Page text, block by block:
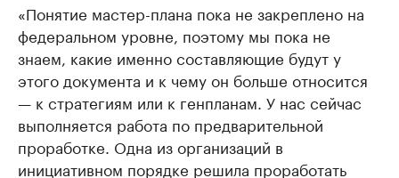
«Понятие мастер-плана пока не закреплено на
федеральном уровне, поэтому мы пока не
знаем, какие именно составляющие будут у
этого документа и к чему он больше относится
— к стратегиям или к генпланам. У нас сейчас
выполняется работа по предварительной
проработке. Одна из организаций в
инициативном порядке решила проработать